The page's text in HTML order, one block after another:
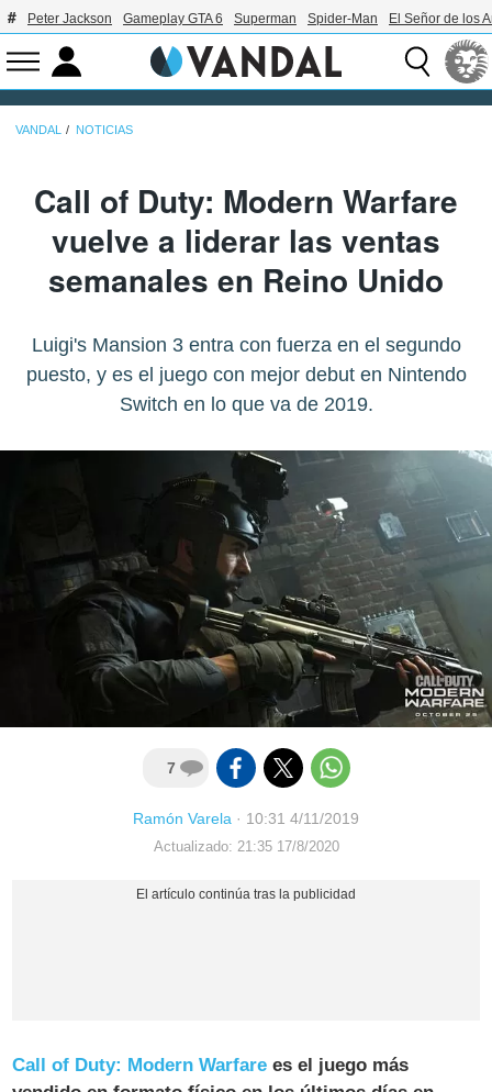
Peter Jackson Gameplay GTA 6 Superman Spider-Man El Señor de los
VANDAL NOTICIAS
Call of Duty: Modern Warfare
vuelve a liderar las ventas
semanales en Reino Unido
Luigi's Mansion 3 entra con fuerza en el segundo
puesto, y es el juego con mejor debut en Nintendo
Switch en lo que va de 2019.
7
Ramón Varela · 10:31 4/11/2019
Actualizado: 21:35 17/8/2020
Call of Duty: Modern Warfare es el juego más